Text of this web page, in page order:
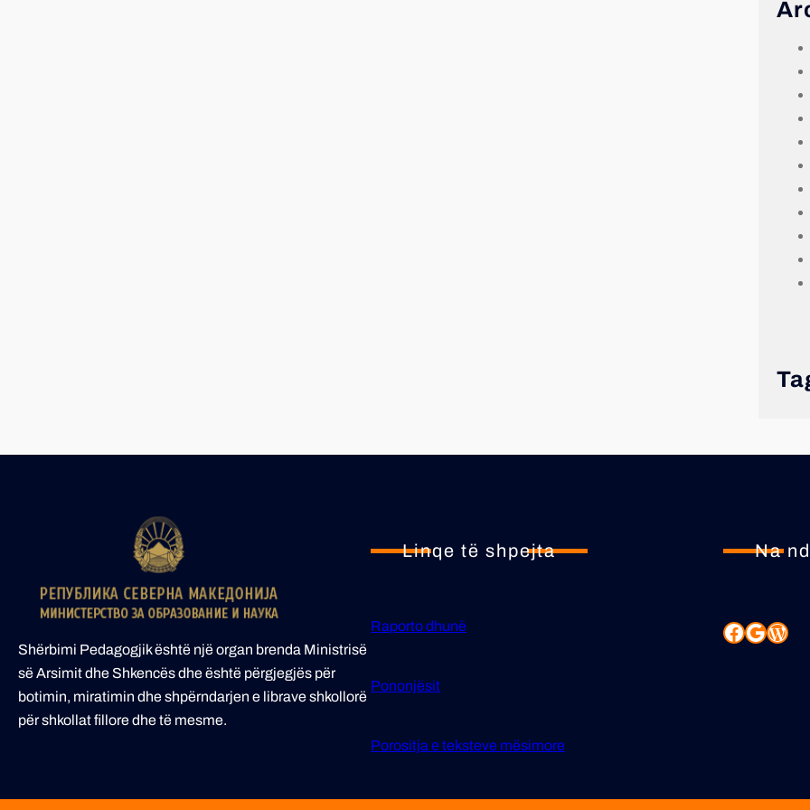
Shërbimi Pedagogjik është një organ brenda Ministrisë
së Arsimit dhe Shkencës dhe është përgjegjës për
botimin, miratimin dhe shpërndarjen e librave shkollorë
për shkollat fillore dhe të mesme.
Linqe të shpejta
Raporto dhunë
Pononjësit
Porositja е teksteve mësimore
Na